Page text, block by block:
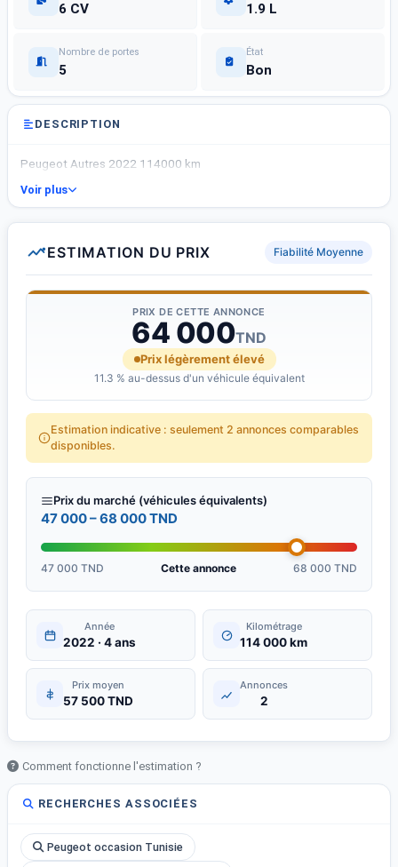
6 CV 1.9 L
Nombre de portes
5
État
Bon
DESCRIPTION
Peugeot Autres 2022 114000 km
Voir plus
ESTIMATION DU PRIX Fiabilité Moyenne
PRIX DE CETTE ANNONCE
64 000TND
Prix légèrement élevé
11.3 % au-dessus d'un véhicule équivalent
Estimation indicative : seulement 2 annonces comparables
disponibles.
Prix du marché (véhicules équivalents)
47 000 – 68 000 TND
47 000 TND Cette annonce 68 000 TND
Année
2022 · 4 ans
Kilométrage
114 000 km
Prix moyen
57 500 TND
Annonces
2
Comment fonctionne l'estimation ?
RECHERCHES ASSOCIÉES
Peugeot occasion Tunisie